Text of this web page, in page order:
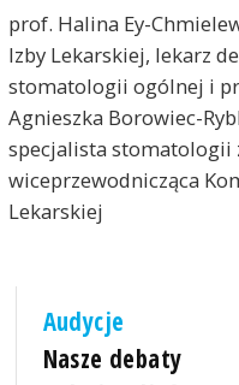
prof. Halina Ey-
Izby Lekarskiej, lekarz
stomatologii ogólnej i
Agnieszka Borowiec-
specjalista stomatologii
wiceprzewodnicząca
Lekarskiej
Audycje
Nasze debaty